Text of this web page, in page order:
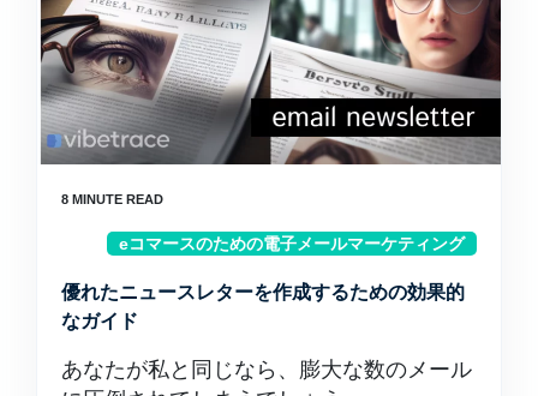
eコマースのための電子メールマーケティング
優れたニュースレターを作成するための効果的
なガイド
あなたが私と同じなら、膨大な数のメール